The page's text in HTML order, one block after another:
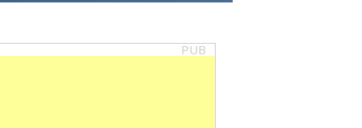
PUB